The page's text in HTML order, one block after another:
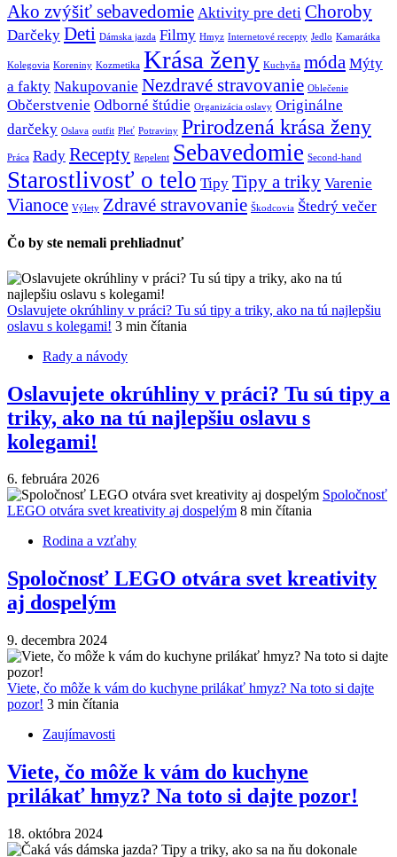
Ako zvýšiť sebavedomie Aktivity pre deti Choroby
Darčeky Deti Dámska jazda Filmy Hmyz Internetové recepty Jedlo Kamarátka
Kolegovia Koreniny Kozmetika Krása ženy Kuchyňa móda Mýty
a fakty Nakupovanie Nezdravé stravovanie Oblečenie
Občerstvenie Odborné štúdie Organizácia oslavy Originálne
darčeky Oslava outfit Pleť Potraviny Prirodzená krása ženy
Práca Rady Recepty Repelent Sebavedomie Second-hand
Starostlivosť o telo Tipy Tipy a triky Varenie
Vianoce Výlety Zdravé stravovanie Škodcovia Štedrý večer
Čo by ste nemali prehliadnuť
Oslavujete okrúhliny v práci? Tu sú tipy a triky, ako na tú najlepšiu
oslavu s kolegami! 3 min čítania
Rady a návody
Oslavujete okrúhliny v práci? Tu sú tipy a
triky, ako na tú najlepšiu oslavu s
kolegami!
6. februára 2026
Spoločnosť
LEGO otvára svet kreativity aj dospelým 8 min čítania
Rodina a vzťahy
Spoločnosť LEGO otvára svet kreativity
aj dospelým
9. decembra 2024
Viete, čo môže k vám do kuchyne prilákať hmyz? Na toto si dajte
pozor! 3 min čítania
Zaujímavosti
Viete, čo môže k vám do kuchyne
prilákať hmyz? Na toto si dajte pozor!
18. októbra 2024